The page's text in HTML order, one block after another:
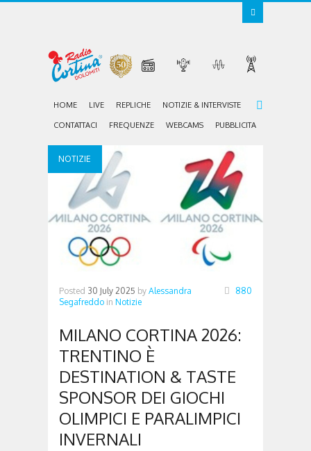
HOME LIVE REPLICHE NOTIZIE & INTERVISTE
CONTATTACI FREQUENZE WEBCAMS PUBBLICITA
NOTIZIE
Posted 30 July 2025 by Alessandra
Segafreddo in Notizie
880
MILANO CORTINA 2026:
TRENTINO È
DESTINATION & TASTE
SPONSOR DEI GIOCHI
OLIMPICI E PARALIMPICI
INVERNALI